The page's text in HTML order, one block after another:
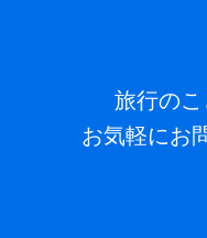
旅行のこ
お気軽にお